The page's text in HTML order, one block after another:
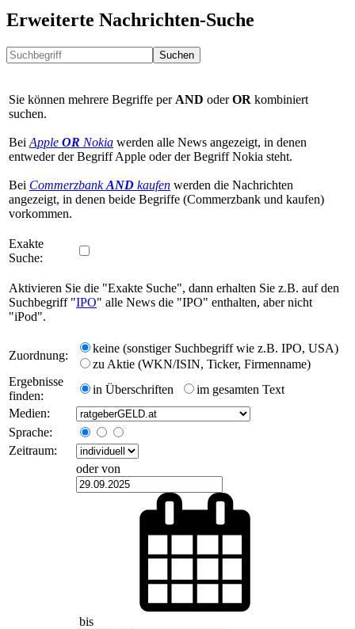
Erweiterte Nachrichten-Suche
Suchen
Sie können mehrere Begriffe per AND oderOR kombiniert
suchen.
Bei Apple OR Nokia werden alle News angezeigt, in denen
entweder der Begriff Apple oder der Begriff Nokia steht.
Bei CommerzbankAND kaufen werden die Nachrichten
angezeigt, in denen beide Begriffe (Commerzbank und kaufen)
vorkommen.
Exakte
Suche:
Aktivieren Sie die "Exakte Suche", dann erhalten Sie z.B. auf den
Suchbegriff "IPO" alle News die "IPO" enthalten, aber nicht
"iPod".
Zuordnung:
keine (sonstiger Suchbegriff wie z.B. IPO, USA)
zu Aktie (WKN/ISIN, Ticker, Firmenname)
Ergebnisse
finden:
in Überschriften
im gesamten Text
Medien:
Sprache:
Zeitraum:
oder von
bis